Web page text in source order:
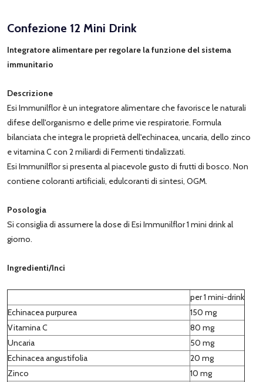
Confezione 12 Mini Drink
Integratore alimentare per regolare la funzione del sistema
immunitario
Descrizione
Esi Immunilflor è un integratore alimentare che favorisce le naturali
difese dell'organismo e delle prime vie respiratorie. Formula
bilanciata che integra le proprietà dell'echinacea, uncaria, dello zinco
e vitamina C con 2 miliardi di Fermenti tindalizzati.
Esi Immunilflor si presenta al piacevole gusto di frutti di bosco. Non
contiene coloranti artificiali, edulcoranti di sintesi, OGM.
Posologia
Si consiglia di assumere la dose di Esi Immunilflor 1 mini drink al
giorno.
Ingredienti/Inci
per 1 mini-drink
Echinacea purpurea
150 mg
Vitamina C
80 mg
Uncaria
50 mg
Echinacea angustifolia
20 mg
Zinco
10 mg